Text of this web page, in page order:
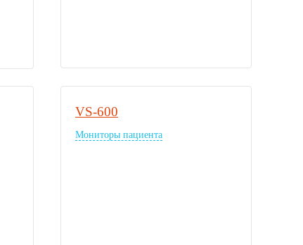
VS-600
Мониторы пациента